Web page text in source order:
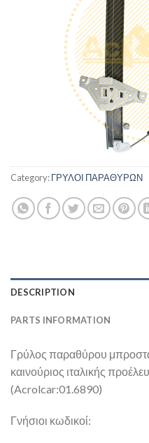
Category:ΓΡΥΛΟΙ ΠΑΡΑΘΥΡΩΝ
DESCRIPTION
PARTS INFORMATION
Γρύλος παραθύρου
καινούριος ιταλικής
(Acrolcar:01.6890)
Γνήσιοι κωδικοί: